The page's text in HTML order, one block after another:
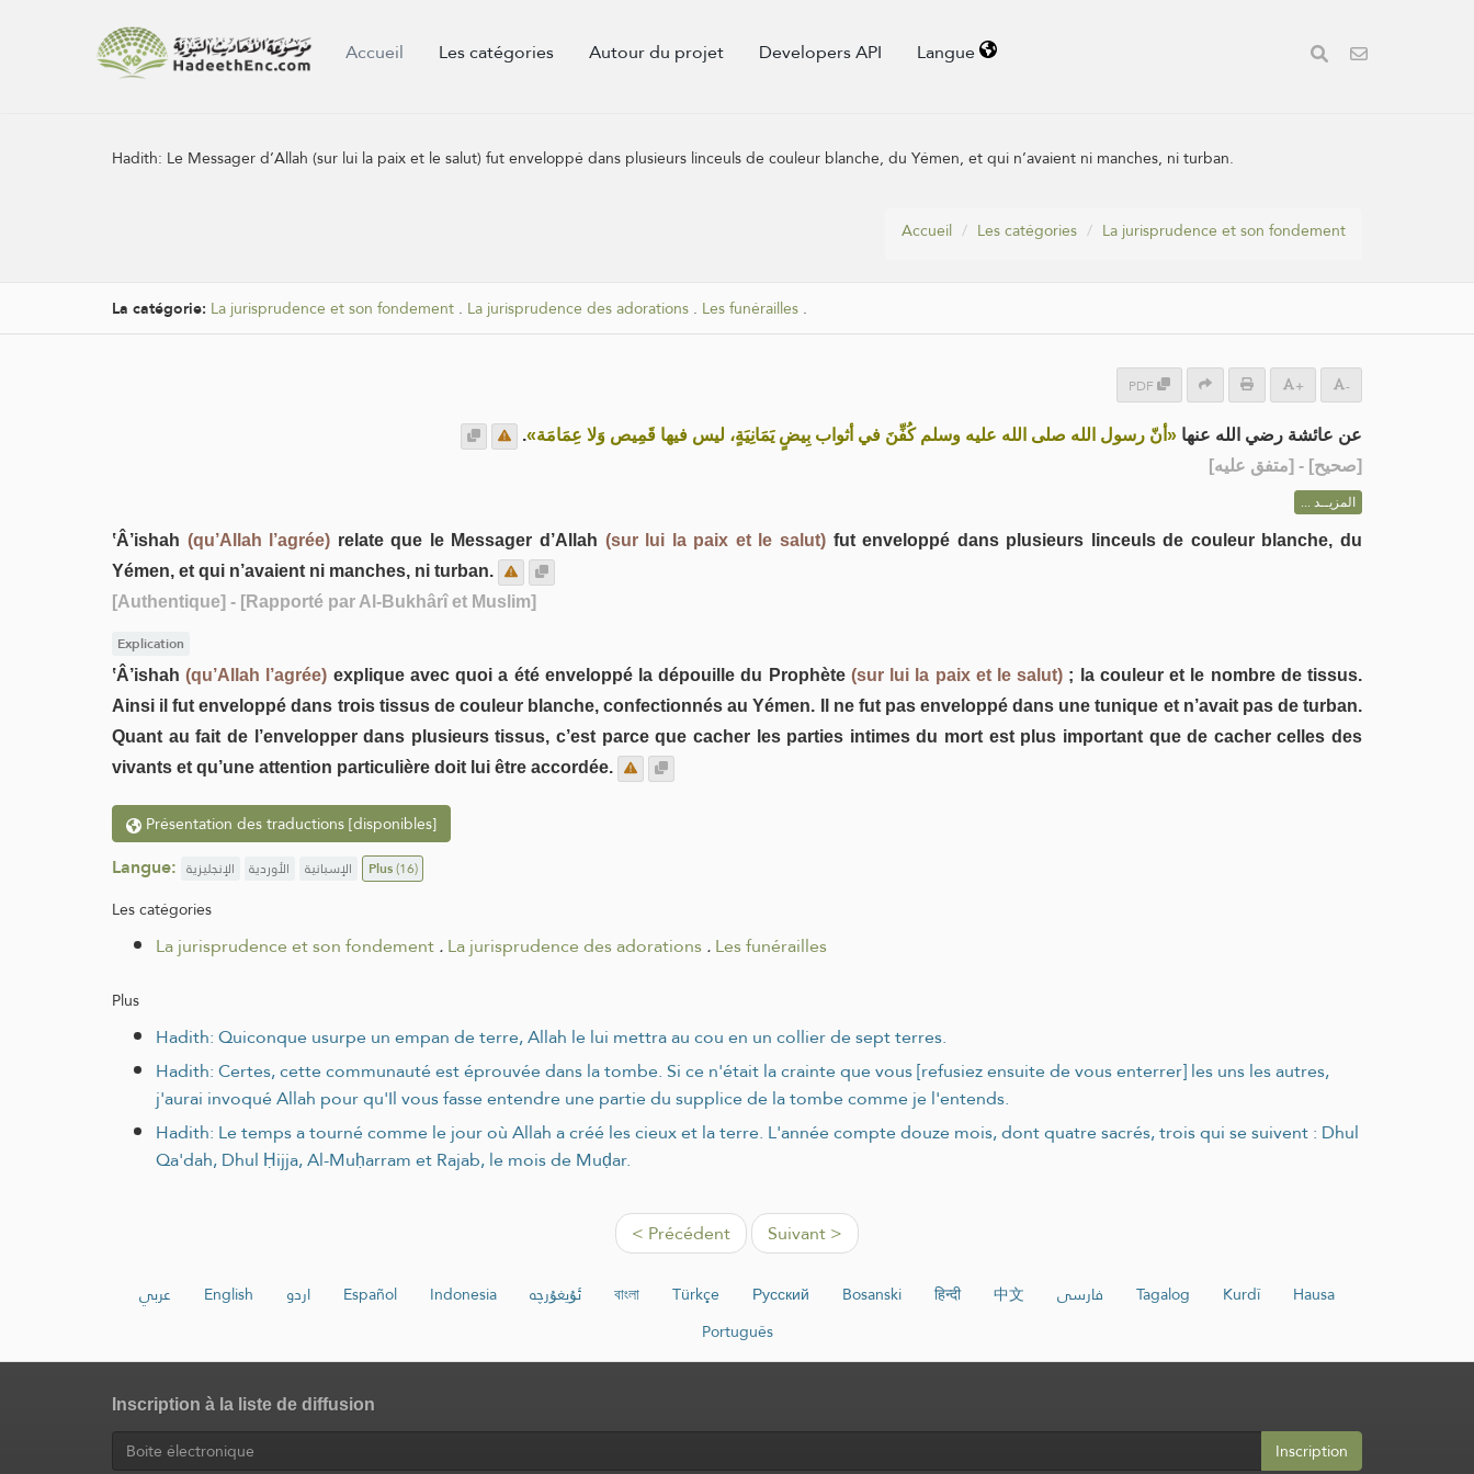
Accueil Les catégories Autour du projet Developers API Langue
Hadith: Le Messager d’Allah (sur lui la paix et le salut) fut enveloppé dans plusieurs linceuls de couleur blanche, du Yémen, et qui n’avaient ni manches, ni turban.
Accueil Les catégories La jurisprudence et son fondement
La catégorie: La jurisprudence et son fondement . La jurisprudence des adorations . Les funérailles .
PDF + -
عن عائشة رضي الله عنها «أنّ رسول الله صلى الله عليه وسلم كُفِّنَ في أثواب بِيضٍ يَمَانِيَةٍ، ليس فيها قَمِيص وَلا عِمَامَة».
[صحيح] - [متفق عليه]
المزيــد ...
ʽÂ’ishah (qu’Allah l’agrée) relate que le Messager d’Allah (sur lui la paix et le salut)fut enveloppé dans plusieurs linceuls de couleur blanche, du
Yémen, et qui n’avaient ni manches, ni turban.
[Authentique] - [Rapporté par Al-Bukhârî et Muslim]
Explication
ʽÂ’ishah(qu’Allah l’agrée) explique avec quoi a été enveloppé la dépouille du Prophète (sur lui la paix et le salut) ; la couleur et le nombre de tissus.
Ainsi il fut enveloppé dans trois tissus de couleur blanche, confectionnés au Yémen. Il ne fut pas enveloppé dans une tunique et n’avait pas de turban.
Quant au fait de l’envelopper dans plusieurs tissus, c’est parce que cacher les parties intimes du mort est plus important que de cacher celles des
vivants et qu’une attention particulière doit lui être accordée.
Présentation des traductions [disponibles]
Langue: الإنجليزية الأوردية الإسبانية Plus(16)
Les catégories
La jurisprudence et son fondement.La jurisprudence des adorations.Les funérailles
Plus
Hadith: Quiconque usurpe un empan de terre, Allah le lui mettra au cou en un collier de sept terres.
Hadith: Certes, cette communauté est éprouvée dans la tombe. Si ce n'était la crainte que vous [refusiez ensuite de vous enterrer] les uns les autres,
j'aurai invoqué Allah pour qu'Il vous fasse entendre une partie du supplice de la tombe comme je l'entends.
Hadith: Le temps a tourné comme le jour où Allah a créé les cieux et la terre. L'année compte douze mois, dont quatre sacrés, trois qui se suivent : Dhul
Qa'dah, Dhul Ḥijja, Al-Muḥarram et Rajab, le mois de Muḍar.
< Précédent Suivant >
عربي English اردو Español Indonesia ئۇيغۇرچە বাংলা Türkçe Русский Bosanski हिन्दी 中文 فارسی Tagalog Kurdî
Hausa
Português
Inscription à la liste de diffusion
Inscription